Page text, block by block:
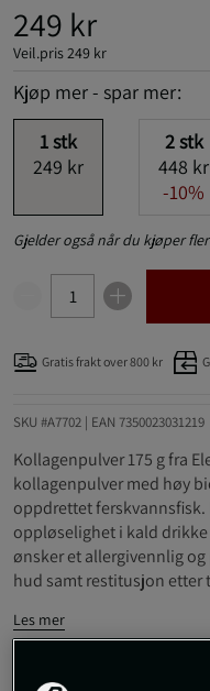
249 kr
Veil.pris249 kr
Kjøp mer - spar mer:
1stk
249 kr
2stk
448 kr
-10%
Gjelder også når du kjøper
Gratis frakt over 800 kr
SKU #A7702 | EAN 7350023031219
Kollagenpulver 175 g fra
kollagenpulver med høy
oppdrettet
oppløselighet i kald
ønsker et allergivennlig
hud samt restitusjon etter
Les mer